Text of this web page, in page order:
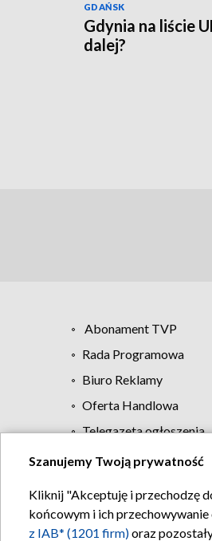
GDAŃSK
Gdynia na liście
dalej?
Abonament TVP
Rada Programowa
Biuro Reklamy
Oferta Handlowa
Telegazeta ogłoszenia
Szanujemy Twoją prywatność
Kliknij "Akceptuję i przechodzę
końcowym i ich przechowywanie
z IAB* (1201 firm)oraz